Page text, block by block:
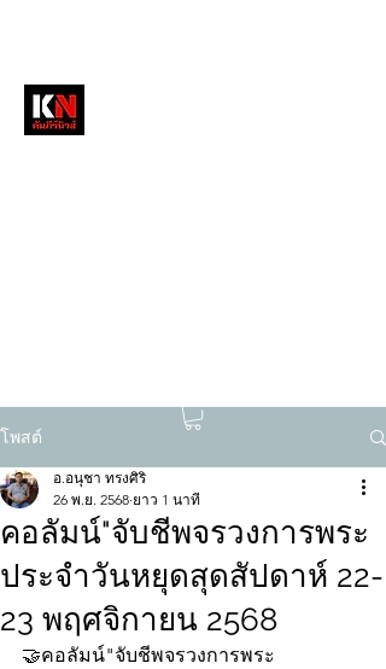
โพสต์
คอลัมน์"จับชีพจรวงการพระ
ประจำวันหยุดสุดสัปดาห์ 22-
23 พฤศจิกายน 2568
อ.อนุชา ทรงศิริ
26 พ.ย. 2568 ยาว 1 นาที
🤝คอลัมน์"จับชีพจรวงการพระ